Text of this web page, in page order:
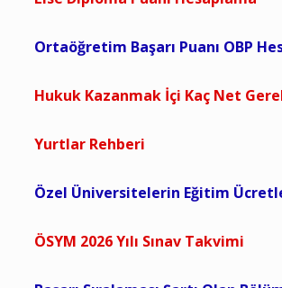
Ortaöğretim Başarı Puanı OBP
Hukuk Kazanmak İçi Kaç Net
Yurtlar Rehberi
Özel Üniversitelerin Eğitim
ÖSYM 2026 Yılı Sınav Takvimi